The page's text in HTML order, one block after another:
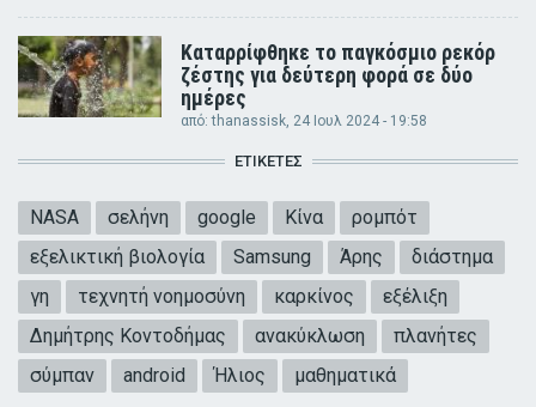
Καταρρίφθηκε το παγκόσμιο ρεκόρ
ζέστης για δεύτερη φορά σε δύο
ημέρες
από:thanassisk, 24 Ιουλ 2024 - 19:58
ΕΤΙΚΈΤΕΣ
NASA σελήνη google Κίνα
ρομπότ
εξελικτική βιολογία
Samsung Άρης
διάστημα
γη
τεχνητή νοημοσύνη καρκίνος
εξέλιξη
Δημήτρης Κοντοδήμας
ανακύκλωση
πλανήτες
σύμπαν
android Ήλιος μαθηματικά